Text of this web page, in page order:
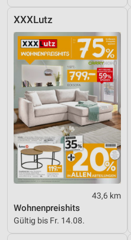
XXXLutz
43,6 km
Wohnenpreishits
Gültig bis Fr. 14.08.